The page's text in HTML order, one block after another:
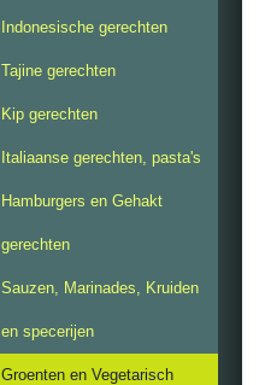
Indonesische gerechten
Tajine gerechten
Kip gerechten
Italiaanse gerechten, pasta's
Hamburgers en Gehakt
gerechten
Sauzen, Marinades, Kruiden
en specerijen
Groenten en Vegetarisch